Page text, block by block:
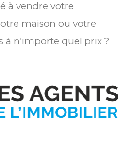
à vendre votre
maison ou votre
à n’importe quel prix ?